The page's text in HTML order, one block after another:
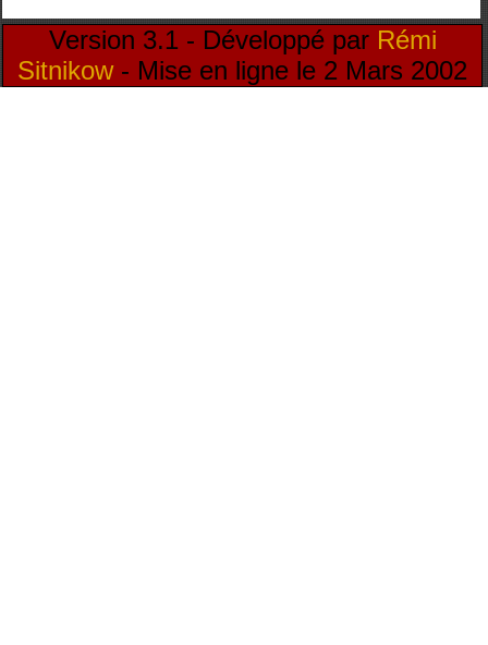
Version 3.1 - Développé par Rémi
Sitnikow- Mise en ligne le 2 Mars 2002